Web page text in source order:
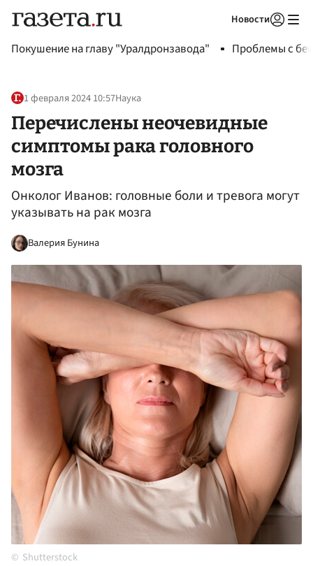
Новости
Покушение на главу "Уралдронзавода" Проблемы с
1 февраля 2024 10:57Наука
Перечислены неочевидные
симптомы рака головного
мозга
Онколог Иванов: головные боли и тревога могут
указывать на рак мозга
Валерия Бунина
Shutterstock